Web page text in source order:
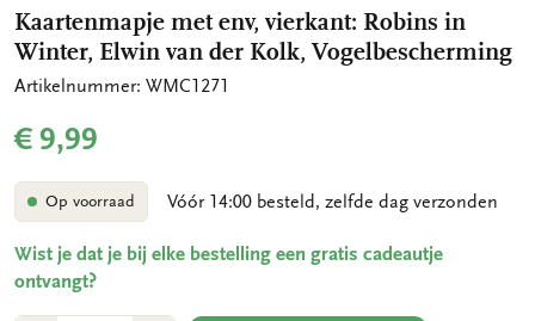
Kaartenmapje met env, vierkant: Robins in
Winter, Elwin van der Kolk, Vogelbescherming
Artikelnummer: WMC1271
€ 9,99
Op voorraad Vóór 14:00 besteld, zelfde dag verzonden
Wist je dat je bij elke bestelling een gratis cadeautje
ontvangt?